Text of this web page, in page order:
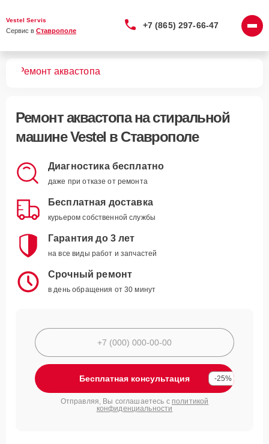
Vestel Servis
Сервис в Ставрополе
+7 (865) 297-66-47
Ремонт аквастопа
Ремонт аквастопана стиральной
машине Vestel в Ставрополе
Диагностика бесплатно
даже при отказе от ремонта
Бесплатная доставка
курьером собственной службы
Гарантия до 3 лет
на все виды работ и запчастей
Срочный ремонт
в день обращения от 30 минут
Бесплатная консультация -25%
Отправляя, Вы соглашаетесь с политикой
конфиденциальности